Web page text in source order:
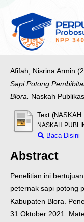
Afifah, Nisrina Armin
Sapi Potong
Blora. Naskah
Text (NASKAH
NASKAH
Baca Disini
Abstract
Penelitian ini
peternak sapi potong
Kabupaten Blora.
31 Oktober 2021.